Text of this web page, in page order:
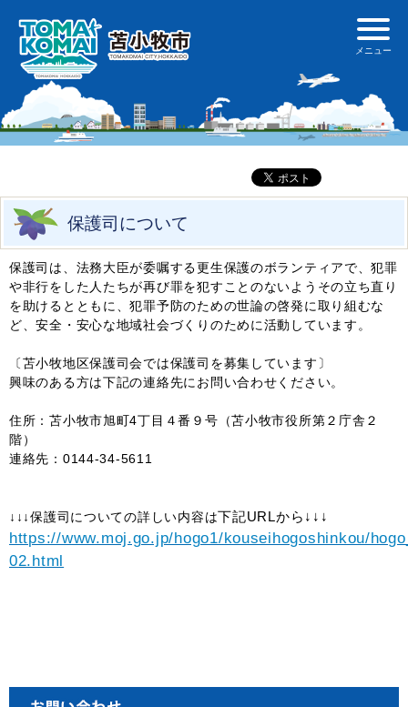
保護司について
保護司は、法務大臣が委嘱する更生保護のボランティアで、犯罪
や非行をした人たちが再び罪を犯すことのないようその立ち直り
を助けるとともに、犯罪予防のための世論の啓発に取り組むな
ど、安全・安心な地域社会づくりのために活動しています。
〔苫小牧地区保護司会では保護司を募集しています〕
興味のある方は下記の連絡先にお問い合わせください。
住所：苫小牧市旭町4丁目４番９号（苫小牧市役所第２庁舎２
階）
連絡先：0144-34-5611
↓↓↓保護司についての詳しい内容は下記URLから↓↓↓
https://www.moj.go.jp/hogo1/kouseihogoshinkou/
02.html